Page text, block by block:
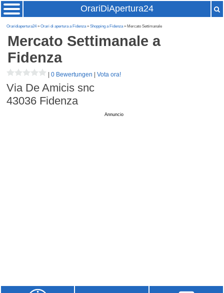
OrariDiApertura24
Oraridiapertura24»Orari di apertura a Fidenza»Shopping a Fidenza» Mercato Settimanale
Mercato Settimanale a
Fidenza
|0 Bewertungen |Vota ora!
Via De Amicis snc
43036 Fidenza
Annuncio